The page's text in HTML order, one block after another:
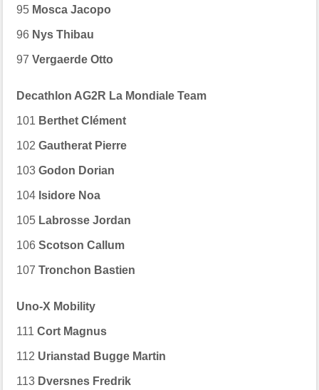
95 Mosca Jacopo
96 Nys Thibau
97Vergaerde Otto
Decathlon AG2R La Mondiale Team
101 Berthet Clément
102Gautherat Pierre
103Godon Dorian
104 Isidore Noa
105 Labrosse Jordan
106Scotson Callum
107Tronchon Bastien
Uno-X Mobility
111Cort Magnus
112 Urianstad Bugge Martin
113 Dversnes Fredrik